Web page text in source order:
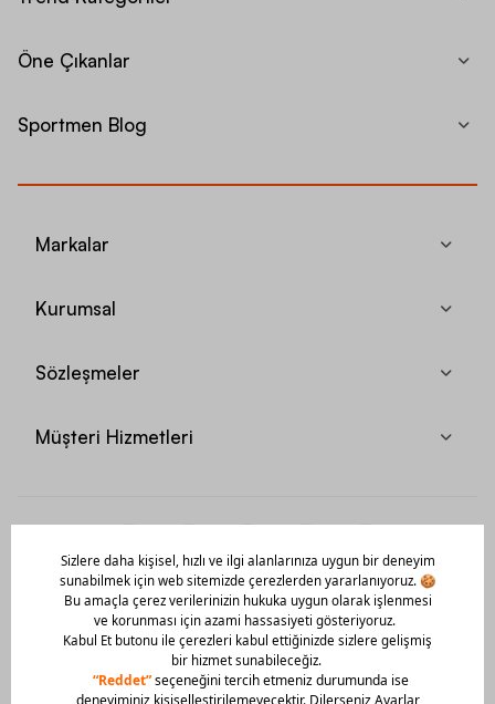
Öne Çıkanlar
Sportmen Blog
Markalar
Kurumsal
Sözleşmeler
Müşteri Hizmetleri
Mobil Uygulamamızı Hemen İndir!